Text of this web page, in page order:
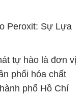
Peroxit: Sự Lựa
tự hào là đơn vị
phối hóa chất
phố Hồ Chí